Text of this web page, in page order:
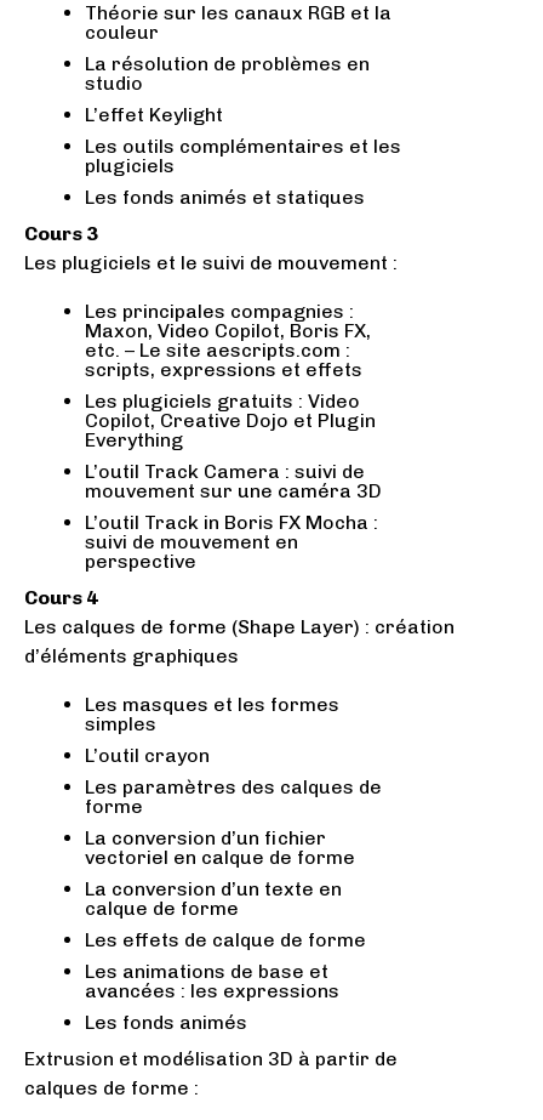
Théorie sur les canaux RGB et la
couleur
La résolution de problèmes en
studio
L’effet Keylight
Les outils complémentaires et les
plugiciels
Les fonds animés et statiques
Cours 3
Les plugiciels et le suivi de mouvement :
Les principales compagnies :
Maxon, Video Copilot, Boris FX,
etc. – Le site aescripts.com :
scripts, expressions et effets
Les plugiciels gratuits : Video
Copilot, Creative Dojo et Plugin
Everything
L’outil Track Camera : suivi de
mouvement sur une caméra 3D
L’outil Track in Boris FX Mocha :
suivi de mouvement en
perspective
Cours 4
Les calques de forme (Shape Layer) : création
d’éléments graphiques
Les masques et les formes
simples
L’outil crayon
Les paramètres des calques de
forme
La conversion d’un fichier
vectoriel en calque de forme
La conversion d’un texte en
calque de forme
Les effets de calque de forme
Les animations de base et
avancées : les expressions
Les fonds animés
Extrusion et modélisation 3D à partir de
calques de forme :